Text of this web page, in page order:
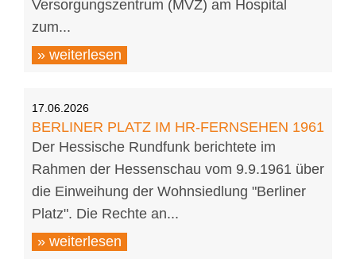
Versorgungszentrum (MVZ) am Hospital
zum...
» weiterlesen
17.06.2026
BERLINER PLATZ IM HR-FERNSEHEN 1961
Der Hessische Rundfunk berichtete im
Rahmen der Hessenschau vom 9.9.1961 über
die Einweihung der Wohnsiedlung "Berliner
Platz". Die Rechte an...
» weiterlesen